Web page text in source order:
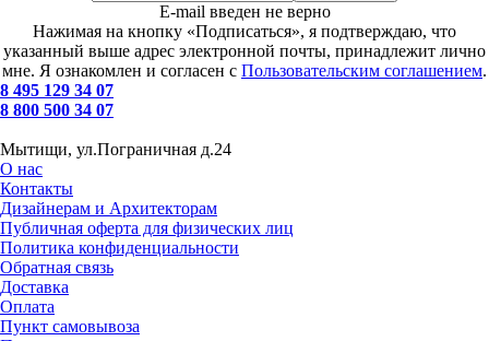
E-mail введен не верно
Нажимая на кнопку «Подписаться», я подтверждаю, что
указанный выше адрес электронной почты, принадлежит лично
мне. Я ознакомлен и согласен с Пользовательским соглашением.
8 495 129 34 07
8 800 500 34 07
Мытищи, ул.Пограничная д.24
О нас
Контакты
Дизайнерам и Архитекторам
Публичная оферта для физических лиц
Политика конфиденциальности
Обратная связь
Доставка
Оплата
Пункт самовывоза